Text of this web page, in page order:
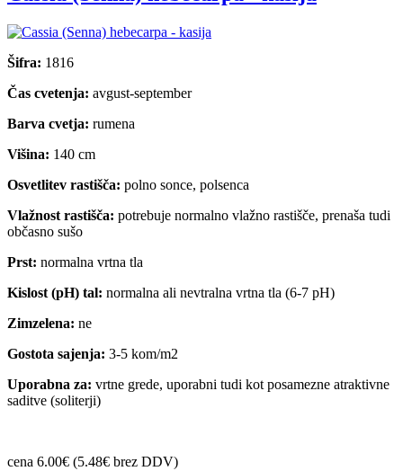
Šifra: 1816
Čas cvetenja: avgust-september
Barva cvetja: rumena
Višina: 140 cm
Osvetlitev rastišča: polno sonce, polsenca
Vlažnost rastišča: potrebuje normalno vlažno rastišče, prenaša tudi
občasno sušo
Prst: normalna vrtna tla
Kislost (pH) tal: normalna ali nevtralna vrtna tla (6-7 pH)
Zimzelena: ne
Gostota sajenja: 3-5 kom/m2
Uporabna za: vrtne grede, uporabni tudi kot posamezne atraktivne
saditve (soliterji)
cena 6.00€ (5.48€ brez DDV)